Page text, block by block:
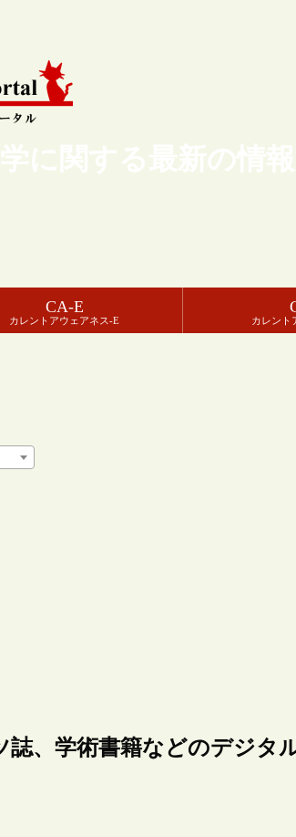
に関する最新の情
CA-E
カレントアウェアネス-E カレント
、学術書籍などのデジタ